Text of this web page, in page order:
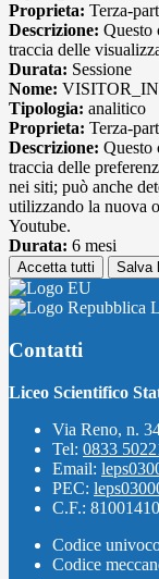
Proprieta: Terza-
Descrizione: Questo
traccia delle
Durata: Sessione
Nome:
Tipologia: analitico
Proprieta: Terza-
Descrizione: Questo
traccia delle
nei siti; può anche
utilizzando la nuova
Youtube.
Durata: 6 mesi
Accetta tutti Salva
Contatti
Liceo Scientifico
Via Reno, n.
Tel: 0833
Email:
PEC:
C.F.:
Codice
Codice